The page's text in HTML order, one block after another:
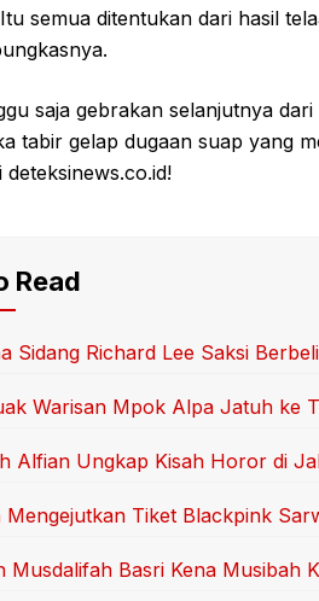
semua ditentukan dari hasil
saja gebrakan selanjutnya
tabir gelap dugaan suap yang
deteksinews.co.id!
Read
Sidang Richard Lee Saksi
Warisan Mpok Alpa Jatuh ke
Alfian Ungkap Kisah Horor di
Mengejutkan Tiket Blackpink
Musdalifah Basri Kena Musibah